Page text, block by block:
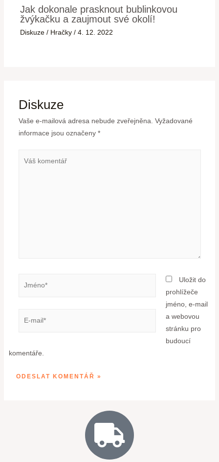
Jak dokonale prasknout bublinkovou
žvýkačku a zaujmout své okolí!
Diskuze / Hračky /4. 12. 2022
Diskuze
Vaše e-mailová adresa nebude zveřejněna. Vyžadované
informace jsou označeny *
Uložit do
prohlížeče
jméno, e-mail
a webovou
stránku pro
budoucí
komentáře.